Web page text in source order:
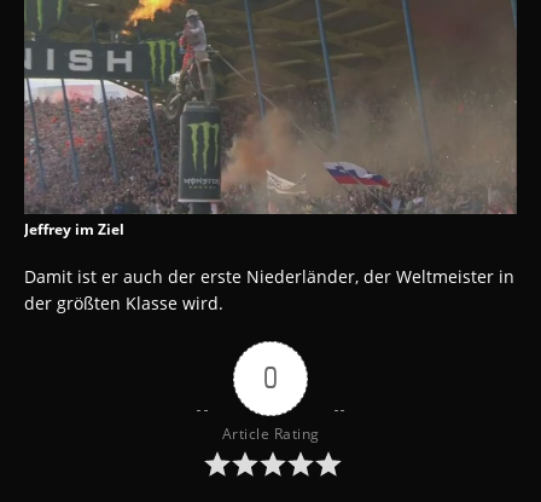
Jeffrey im Ziel
Damit ist er auch der erste Niederländer, der Weltmeister in
der größten Klasse wird.
0
Article Rating